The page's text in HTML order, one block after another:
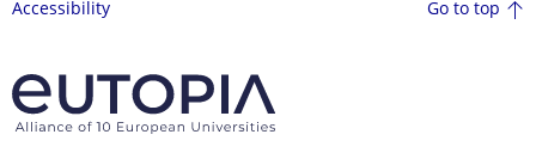
Accessibility
Go to top